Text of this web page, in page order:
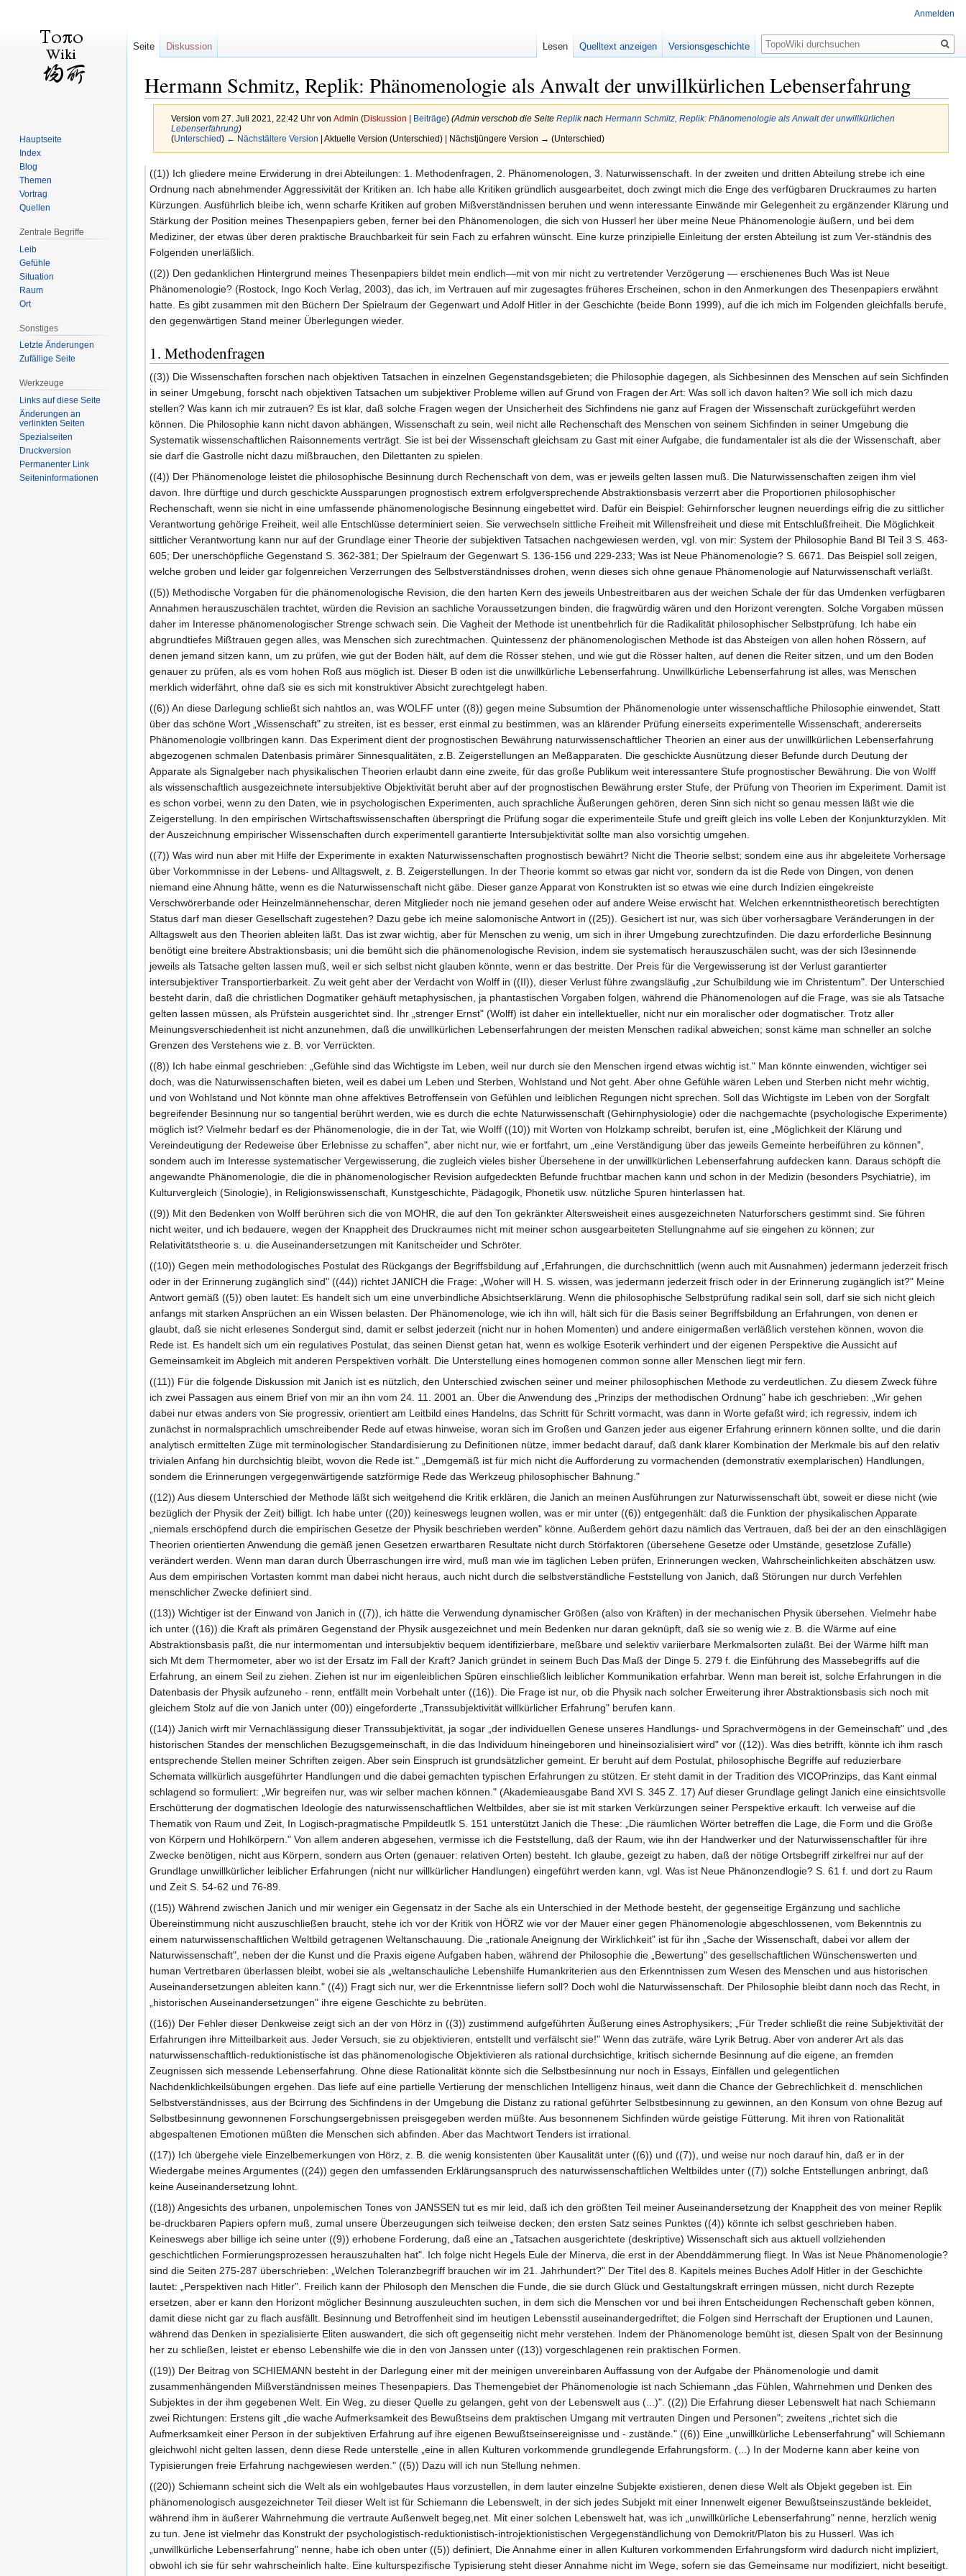
Hermann Schmitz, Replik: Phänomenologie als Anwalt der unwillkürlichen Lebenserfahrung
Version vom 27. Juli 2021, 22:42 Uhr von Admin (Diskussion Beiträge) (Admin verschob die Seite Repliknach Hermann Schmitz, Replik: Phänomenologie als Anwalt der unwillkürlichen
Lebenserfahrung)
(Unterschied) ← Nächstältere Version | Aktuelle Version (Unterschied) | Nächstjüngere Version → (Unterschied)
Zur
Navigation
springen
Zur
Suche
springen
((1)) Ich gliedere meine Erwiderung in drei Abteilungen: 1. Methodenfragen, 2. Phänomenologen, 3. Naturwissenschaft. In der zweiten und dritten Abteilung strebe ich eine
Ordnung nach abnehmender Aggressivität der Kritiken an. Ich habe alle Kritiken gründlich ausgearbeitet, doch zwingt mich die Enge des verfügbaren Druckraumes zu harten
Kürzungen. Ausführlich bleibe ich, wenn scharfe Kritiken auf groben Mißverständnissen beruhen und wenn interessante Einwände mir Gelegenheit zu ergänzender Klärung und
Stärkung der Position meines Thesenpapiers geben, ferner bei den Phänomenologen, die sich von Husserl her über meine Neue Phänomenologie äußern, und bei dem
Mediziner, der etwas über deren praktische Brauchbarkeit für sein Fach zu erfahren wünscht. Eine kurze prinzipielle Einleitung der ersten Abteilung ist zum Ver-ständnis des
Folgenden unerläßlich.
((2)) Den gedanklichen Hintergrund meines Thesenpapiers bildet mein endlich—mit von mir nicht zu vertretender Verzögerung — erschienenes Buch Was ist Neue
Phänomenologie? (Rostock, Ingo Koch Verlag, 2003), das ich, im Vertrauen auf mir zugesagtes früheres Erscheinen, schon in den Anmerkungen des Thesenpapiers erwähnt
hatte. Es gibt zusammen mit den Büchern Der Spielraum der Gegenwart und Adolf Hitler in der Geschichte (beide Bonn 1999), auf die ich mich im Folgenden gleichfalls berufe,
den gegenwärtigen Stand meiner Überlegungen wieder.
1. Methodenfragen
((3)) Die Wissenschaften forschen nach objektiven Tatsachen in einzelnen Gegenstandsgebieten; die Philosophie dagegen, als Sichbesinnen des Menschen auf sein Sichfinden
in seiner Umgebung, forscht nach objektiven Tatsachen um subjektiver Probleme willen auf Grund von Fragen der Art: Was soll ich davon halten? Wie soll ich mich dazu
stellen? Was kann ich mir zutrauen? Es ist klar, daß solche Fragen wegen der Unsicherheit des Sichfindens nie ganz auf Fragen der Wissenschaft zurückgeführt werden
können. Die Philosophie kann nicht davon abhängen, Wissenschaft zu sein, weil nicht alle Rechenschaft des Menschen von seinem Sichfinden in seiner Umgebung die
Systematik wissenschaftlichen Raisonnements verträgt. Sie ist bei der Wissenschaft gleichsam zu Gast mit einer Aufgabe, die fundamentaler ist als die der Wissenschaft, aber
sie darf die Gastrolle nicht dazu mißbrauchen, den Dilettanten zu spielen.
((4)) Der Phänomenologe leistet die philosophische Besinnung durch Rechenschaft von dem, was er jeweils gelten lassen muß. Die Naturwissenschaften zeigen ihm viel
davon. Ihre dürftige und durch geschickte Aussparungen prognostisch extrem erfolgversprechende Abstraktionsbasis verzerrt aber die Proportionen philosophischer
Rechenschaft, wenn sie nicht in eine umfassende phänomenologische Besinnung eingebettet wird. Dafür ein Beispiel: Gehirnforscher leugnen neuerdings eifrig die zu sittlicher
Verantwortung gehörige Freiheit, weil alle Entschlüsse determiniert seien. Sie verwechseln sittliche Freiheit mit Willensfreiheit und diese mit Entschlußfreiheit. Die Möglichkeit
sittlicher Verantwortung kann nur auf der Grundlage einer Theorie der subjektiven Tatsachen nachgewiesen werden, vgl. von mir: System der Philosophie Band BI Teil 3 S. 463-
605; Der unerschöpfliche Gegenstand S. 362-381; Der Spielraum der Gegenwart S. 136-156 und 229-233; Was ist Neue Phänomenologie? S. 6671. Das Beispiel soll zeigen,
welche groben und leider gar folgenreichen Verzerrungen des Selbstverständnisses drohen, wenn dieses sich ohne genaue Phänomenologie auf Naturwissenschaft verläßt.
((5)) Methodische Vorgaben für die phänomenologische Revision, die den harten Kern des jeweils Unbestreitbaren aus der weichen Schale der für das Umdenken verfügbaren
Annahmen herauszuschälen trachtet, würden die Revision an sachliche Voraussetzungen binden, die fragwürdig wären und den Horizont verengten. Solche Vorgaben müssen
daher im Interesse phänomenologischer Strenge schwach sein. Die Vagheit der Methode ist unentbehrlich für die Radikalität philosophischer Selbstprüfung. Ich habe ein
abgrundtiefes Mißtrauen gegen alles, was Menschen sich zurechtmachen. Quintessenz der phänomenologischen Methode ist das Absteigen von allen hohen Rössern, auf
denen jemand sitzen kann, um zu prüfen, wie gut der Boden hält, auf dem die Rösser stehen, und wie gut die Rösser halten, auf denen die Reiter sitzen, und um den Boden
genauer zu prüfen, als es vom hohen Roß aus möglich ist. Dieser B oden ist die unwillkürliche Lebenserfahrung. Unwillkürliche Lebenserfahrung ist alles, was Menschen
merklich widerfährt, ohne daß sie es sich mit konstruktiver Absicht zurechtgelegt haben.
((6)) An diese Darlegung schließt sich nahtlos an, was WOLFF unter ((8)) gegen meine Subsumtion der Phänomenologie unter wissenschaftliche Philosophie einwendet, Statt
über das schöne Wort „Wissenschaft" zu streiten, ist es besser, erst einmal zu bestimmen, was an klärender Prüfung einerseits experimentelle Wissenschaft, andererseits
Phänomenologie vollbringen kann. Das Experiment dient der prognostischen Bewährung naturwissenschaftlicher Theorien an einer aus der unwillkürlichen Lebenserfahrung
abgezogenen schmalen Datenbasis primärer Sinnesqualitäten, z.B. Zeigerstellungen an Meßapparaten. Die geschickte Ausnützung dieser Befunde durch Deutung der
Apparate als Signalgeber nach physikalischen Theorien erlaubt dann eine zweite, für das große Publikum weit interessantere Stufe prognostischer Bewährung. Die von Wolff
als wissenschaftlich ausgezeichnete intersubjektive Objektivität beruht aber auf der prognostischen Bewährung erster Stufe, der Prüfung von Theorien im Experiment. Damit ist
es schon vorbei, wenn zu den Daten, wie in psychologischen Experimenten, auch sprachliche Äußerungen gehören, deren Sinn sich nicht so genau messen läßt wie die
Zeigerstellung. In den empirischen Wirtschaftswissenschaften überspringt die Prüfung sogar die experimenteile Stufe und greift gleich ins volle Leben der Konjunkturzyklen. Mit
der Auszeichnung empirischer Wissenschaften durch experimentell garantierte Intersubjektivität sollte man also vorsichtig umgehen.
((7)) Was wird nun aber mit Hilfe der Experimente in exakten Naturwissenschaften prognostisch bewährt? Nicht die Theorie selbst; sondem eine aus ihr abgeleitete Vorhersage
über Vorkommnisse in der Lebens- und Alltagswelt, z. B. Zeigerstellungen. In der Theorie kommt so etwas gar nicht vor, sondern da ist die Rede von Dingen, von denen
niemand eine Ahnung hätte, wenn es die Naturwissenschaft nicht gäbe. Dieser ganze Apparat von Konstrukten ist so etwas wie eine durch Indizien eingekreiste
Verschwörerbande oder Heinzelmännehenschar, deren Mitglieder noch nie jemand gesehen oder auf andere Weise erwischt hat. Welchen erkenntnistheoretisch berechtigten
Status darf man dieser Gesellschaft zugestehen? Dazu gebe ich meine salomonische Antwort in ((25)). Gesichert ist nur, was sich über vorhersagbare Veränderungen in der
Alltagswelt aus den Theorien ableiten läßt. Das ist zwar wichtig, aber für Menschen zu wenig, um sich in ihrer Umgebung zurechtzufinden. Die dazu erforderliche Besinnung
benötigt eine breitere Abstraktionsbasis; uni die bemüht sich die phänomenologische Revision, indem sie systematisch herauszuschälen sucht, was der sich I3esinnende
jeweils als Tatsache gelten lassen muß, weil er sich selbst nicht glauben könnte, wenn er das bestritte. Der Preis für die Vergewisserung ist der Verlust garantierter
intersubjektiver Transportierbarkeit. Zu weit geht aber der Verdacht von Wolff in ((II)), dieser Verlust führe zwangsläufig „zur Schulbildung wie im Christentum". Der Unterschied
besteht darin, daß die christlichen Dogmatiker gehäuft metaphysischen, ja phantastischen Vorgaben folgen, während die Phänomenologen auf die Frage, was sie als Tatsache
gelten lassen müssen, als Prüfstein ausgerichtet sind. Ihr „strenger Ernst" (Wolff) ist daher ein intellektueller, nicht nur ein moralischer oder dogmatischer. Trotz aller
Meinungsverschiedenheit ist nicht anzunehmen, daß die unwillkürlichen Lebenserfahrungen der meisten Menschen radikal abweichen; sonst käme man schneller an solche
Grenzen des Verstehens wie z. B. vor Verrückten.
((8)) Ich habe einmal geschrieben: „Gefühle sind das Wichtigste im Leben, weil nur durch sie den Menschen irgend etwas wichtig ist." Man könnte einwenden, wichtiger sei
doch, was die Naturwissenschaften bieten, weil es dabei um Leben und Sterben, Wohlstand und Not geht. Aber ohne Gefühle wären Leben und Sterben nicht mehr wichtig,
und von Wohlstand und Not könnte man ohne affektives Betroffensein von Gefühlen und leiblichen Regungen nicht sprechen. Soll das Wichtigste im Leben von der Sorgfalt
begreifender Besinnung nur so tangential berührt werden, wie es durch die echte Naturwissenschaft (Gehirnphysiologie) oder die nachgemachte (psychologische Experimente)
möglich ist? Vielmehr bedarf es der Phänomenologie, die in der Tat, wie Wolff ((10)) mit Worten von Holzkamp schreibt, berufen ist, eine „Möglichkeit der Klärung und
Vereindeutigung der Redeweise über Erlebnisse zu schaffen", aber nicht nur, wie er fortfahrt, um „eine Verständigung über das jeweils Gemeinte herbeiführen zu können",
sondem auch im Interesse systematischer Vergewisserung, die zugleich vieles bisher Übersehene in der unwillkürlichen Lebenserfahrung aufdecken kann. Daraus schöpft die
angewandte Phänomenologie, die die in phänomenologischer Revision aufgedeckten Befunde fruchtbar machen kann und schon in der Medizin (besonders Psychiatrie), im
Kulturvergleich (Sinologie), in Religionswissenschaft, Kunstgeschichte, Pädagogik, Phonetik usw. nützliche Spuren hinterlassen hat.
((9)) Mit den Bedenken von Wolff berühren sich die von MOHR, die auf den Ton gekränkter Altersweisheit eines ausgezeichneten Naturforschers gestimmt sind. Sie führen
nicht weiter, und ich bedauere, wegen der Knappheit des Druckraumes nicht mit meiner schon ausgearbeiteten Stellungnahme auf sie eingehen zu können; zur
Relativitätstheorie s. u. die Auseinandersetzungen mit Kanitscheider und Schröter.
((10)) Gegen mein methodologisches Postulat des Rückgangs der Begriffsbildung auf „Erfahrungen, die durchschnittlich (wenn auch mit Ausnahmen) jedermann jederzeit frisch
oder in der Erinnerung zugänglich sind" ((44)) richtet JANICH die Frage: „Woher will H. S. wissen, was jedermann jederzeit frisch oder in der Erinnerung zugänglich ist?" Meine
Antwort gemäß ((5)) oben lautet: Es handelt sich um eine unverbindliche Absichtserklärung. Wenn die philosophische Selbstprüfung radikal sein soll, darf sie sich nicht gleich
anfangs mit starken Ansprüchen an ein Wissen belasten. Der Phänomenologe, wie ich ihn will, hält sich für die Basis seiner Begriffsbildung an Erfahrungen, von denen er
glaubt, daß sie nicht erlesenes Sondergut sind, damit er selbst jederzeit (nicht nur in hohen Momenten) und andere einigermaßen verläßlich verstehen können, wovon die
Rede ist. Es handelt sich um ein regulatives Postulat, das seinen Dienst getan hat, wenn es wolkige Esoterik verhindert und der eigenen Perspektive die Aussicht auf
Gemeinsamkeit im Abgleich mit anderen Perspektiven vorhält. Die Unterstellung eines homogenen common sonne aller Menschen liegt mir fern.
((11)) Für die folgende Diskussion mit Janich ist es nützlich, den Unterschied zwischen seiner und meiner philosophischen Methode zu verdeutlichen. Zu diesem Zweck führe
ich zwei Passagen aus einem Brief von mir an ihn vom 24. 11. 2001 an. Über die Anwendung des „Prinzips der methodischen Ordnung" habe ich geschrieben: „Wir gehen
dabei nur etwas anders von Sie progressiv, orientiert am Leitbild eines Handelns, das Schritt für Schritt vormacht, was dann in Worte gefaßt wird; ich regressiv, indem ich
zunächst in normalsprachlich umschreibender Rede auf etwas hinweise, woran sich im Großen und Ganzen jeder aus eigener Erfahrung erinnern können sollte, und die darin
analytisch ermittelten Züge mit terminologischer Standardisierung zu Definitionen nütze, immer bedacht darauf, daß dank klarer Kombination der Merkmale bis auf den relativ
trivialen Anfang hin durchsichtig bleibt, wovon die Rede ist." „Demgemäß ist für mich nicht die Aufforderung zu vormachenden (demonstrativ exemplarischen) Handlungen,
sondem die Erinnerungen vergegenwärtigende satzförmige Rede das Werkzeug philosophischer Bahnung."
((12)) Aus diesem Unterschied der Methode läßt sich weitgehend die Kritik erklären, die Janich an meinen Ausführungen zur Naturwissenschaft übt, soweit er diese nicht (wie
bezüglich der Physik der Zeit) billigt. Ich habe unter ((20)) keineswegs leugnen wollen, was er mir unter ((6)) entgegenhält: daß die Funktion der physikalischen Apparate
„niemals erschöpfend durch die empirischen Gesetze der Physik beschrieben werden" könne. Außerdem gehört dazu nämlich das Vertrauen, daß bei der an den einschlägigen
Theorien orientierten Anwendung die gemäß jenen Gesetzen erwartbaren Resultate nicht durch Störfaktoren (übersehene Gesetze oder Umstände, gesetzlose Zufälle)
verändert werden. Wenn man daran durch Überraschungen irre wird, muß man wie im täglichen Leben prüfen, Erinnerungen wecken, Wahrscheinlichkeiten abschätzen usw.
Aus dem empirischen Vortasten kommt man dabei nicht heraus, auch nicht durch die selbstverständliche Feststellung von Janich, daß Störungen nur durch Verfehlen
menschlicher Zwecke definiert sind.
((13)) Wichtiger ist der Einwand von Janich in ((7)), ich hätte die Verwendung dynamischer Größen (also von Kräften) in der mechanischen Physik übersehen. Vielmehr habe
ich unter ((16)) die Kraft als primären Gegenstand der Physik ausgezeichnet und mein Bedenken nur daran geknüpft, daß sie so wenig wie z. B. die Wärme auf eine
Abstraktionsbasis paßt, die nur intermomentan und intersubjektiv bequem identifizierbare, meßbare und selektiv variierbare Merkmalsorten zuläßt. Bei der Wärme hilft man
sich Mt dem Thermometer, aber wo ist der Ersatz im Fall der Kraft? Janich gründet in seinem Buch Das Maß der Dinge 5. 279 f. die Einführung des Massebegriffs auf die
Erfahrung, an einem Seil zu ziehen. Ziehen ist nur im eigenleiblichen Spüren einschließlich leiblicher Kommunikation erfahrbar. Wenn man bereit ist, solche Erfahrungen in die
Datenbasis der Physik aufzuneho - renn, entfällt mein Vorbehalt unter ((16)). Die Frage ist nur, ob die Physik nach solcher Erweiterung ihrer Abstraktionsbasis sich noch mit
gleichem Stolz auf die von Janich unter (00)) eingeforderte „Transsubjektivität willkürlicher Erfahrung" berufen kann.
((14)) Janich wirft mir Vernachlässigung dieser Transsubjektivität, ja sogar „der individuellen Genese unseres Handlungs- und Sprachvermögens in der Gemeinschaft" und „des
historischen Standes der menschlichen Bezugsgemeinschaft, in die das Individuum hineingeboren und hineinsozialisiert wird" vor ((12)). Was dies betrifft, könnte ich ihm rasch
entsprechende Stellen meiner Schriften zeigen. Aber sein Einspruch ist grundsätzlicher gemeint. Er beruht auf dem Postulat, philosophische Begriffe auf reduzierbare
Schemata willkürlich ausgeführter Handlungen und die dabei gemachten typischen Erfahrungen zu stützen. Er steht damit in der Tradition des VICOPrinzips, das Kant einmal
schlagend so formuliert: „Wir begreifen nur, was wir selber machen können." (Akademieausgabe Band XVI S. 345 Z. 17) Auf dieser Grundlage gelingt Janich eine einsichtsvolle
Erschütterung der dogmatischen Ideologie des naturwissenschaftlichen Weltbildes, aber sie ist mit starken Verkürzungen seiner Perspektive erkauft. Ich verweise auf die
Thematik von Raum und Zeit, In Logisch-pragmatische PmpildeutIk S. 151 unterstützt Janich die These: „Die räumlichen Wörter betreffen die Lage, die Form und die Größe
von Körpern und Hohlkörpern." Von allem anderen abgesehen, vermisse ich die Feststellung, daß der Raum, wie ihn der Handwerker und der Naturwissenschaftler für ihre
Zwecke benötigen, nicht aus Körpern, sondern aus Orten (genauer: relativen Orten) besteht. Ich glaube, gezeigt zu haben, daß der nötige Ortsbegriff zirkelfrei nur auf der
Grundlage unwillkürlicher leiblicher Erfahrungen (nicht nur willkürlicher Handlungen) eingeführt werden kann, vgl. Was ist Neue Phänonzendlogie? S. 61 f. und dort zu Raum
und Zeit S. 54-62 und 76-89.
((15)) Während zwischen Janich und mir weniger ein Gegensatz in der Sache als ein Unterschied in der Methode besteht, der gegenseitige Ergänzung und sachliche
Übereinstimmung nicht auszuschließen braucht, stehe ich vor der Kritik von HÖRZ wie vor der Mauer einer gegen Phänomenologie abgeschlossenen, vom Bekenntnis zu
einem naturwissenschaftlichen Weltbild getragenen Weltanschauung. Die „rationale Aneignung der Wirklichkeit" ist für ihn „Sache der Wissenschaft, dabei vor allem der
Naturwissenschaft", neben der die Kunst und die Praxis eigene Aufgaben haben, während der Philosophie die „Bewertung" des gesellschaftlichen Wünschenswerten und
human Vertretbaren überlassen bleibt, wobei sie als „weltanschauliche Lebenshilfe Humankriterien aus den Erkenntnissen zum Wesen des Menschen und aus historischen
Auseinandersetzungen ableiten kann." ((4)) Fragt sich nur, wer die Erkenntnisse liefern soll? Doch wohl die Naturwissenschaft. Der Philosophie bleibt dann noch das Recht, in
„historischen Auseinandersetzungen" ihre eigene Geschichte zu bebrüten.
((16)) Der Fehler dieser Denkweise zeigt sich an der von Hörz in ((3)) zustimmend aufgeführten Äußerung eines Astrophysikers; „Für Treder schließt die reine Subjektivität der
Erfahrungen ihre Mitteilbarkeit aus. Jeder Versuch, sie zu objektivieren, entstellt und verfälscht sie!" Wenn das zuträfe, wäre Lyrik Betrug. Aber von anderer Art als das
naturwissenschaftlich-reduktionistische ist das phänomenologische Objektivieren als rational durchsichtige, kritisch sichernde Besinnung auf die eigene, an fremden
Zeugnissen sich messende Lebenserfahrung. Ohne diese Rationalität könnte sich die Selbstbesinnung nur noch in Essays, Einfällen und gelegentlichen
Nachdenklichkeilsübungen ergehen. Das liefe auf eine partielle Vertierung der menschlichen Intelligenz hinaus, weit dann die Chance der Gebrechlichkeit d. menschlichen
Selbstverständnisses, aus der Bcirrung des Sichfindens in der Umgebung die Distanz zu rational geführter Selbstbesinnung zu gewinnen, an den Konsum von ohne Bezug auf
Selbstbesinnung gewonnenen Forschungsergebnissen preisgegeben werden müßte. Aus besonnenem Sichfinden würde geistige Fütterung. Mit ihren von Rationalität
abgespaltenen Emotionen müßten die Menschen sich abfinden. Aber das Machtwort Tenders ist irrational.
((17)) Ich übergehe viele Einzelbemerkungen von Hörz, z. B. die wenig konsistenten über Kausalität unter ((6)) und ((7)), und weise nur noch darauf hin, daß er in der
Wiedergabe meines Argumentes ((24)) gegen den umfassenden Erklärungsanspruch des naturwissenschaftlichen Weltbildes unter ((7)) solche Entstellungen anbringt, daß
keine Auseinandersetzung lohnt.
((18)) Angesichts des urbanen, unpolemischen Tones von JANSSEN tut es mir leid, daß ich den größten Teil meiner Auseinandersetzung der Knappheit des von meiner Replik
be-druckbaren Papiers opfern muß, zumal unsere Überzeugungen sich teilweise decken; den ersten Satz seines Punktes ((4)) könnte ich selbst geschrieben haben.
Keineswegs aber billige ich seine unter ((9)) erhobene Forderung, daß eine an „Tatsachen ausgerichtete (deskriptive) Wissenschaft sich aus aktuell vollziehenden
geschichtlichen Formierungsprozessen herauszuhalten hat". Ich folge nicht Hegels Eule der Minerva, die erst in der Abenddämmerung fliegt. In Was ist Neue Phänomenologie?
sind die Seiten 275-287 überschrieben: „Welchen Toleranzbegriff brauchen wir im 21. Jahrhundert?" Der Titel des 8. Kapitels meines Buches Adolf Hitler in der Geschichte
lautet: „Perspektiven nach Hitler". Freilich kann der Philosoph den Menschen die Funde, die sie durch Glück und Gestaltungskraft erringen müssen, nicht durch Rezepte
ersetzen, aber er kann den Horizont möglicher Besinnung auszuleuchten suchen, in dem sich die Menschen vor und bei ihren Entscheidungen Rechenschaft geben können,
damit diese nicht gar zu flach ausfällt. Besinnung und Betroffenheit sind im heutigen Lebensstil auseinandergedriftet; die Folgen sind Herrschaft der Eruptionen und Launen,
während das Denken in spezialisierte Eliten auswandert, die sich oft gegenseitig nicht mehr verstehen. Indem der Phänomenologe bemüht ist, diesen Spalt von der Besinnung
her zu schließen, leistet er ebenso Lebenshilfe wie die in den von Janssen unter ((13)) vorgeschlagenen rein praktischen Formen.
((19)) Der Beitrag von SCHIEMANN besteht in der Darlegung einer mit der meinigen unvereinbaren Auffassung von der Aufgabe der Phänomenologie und damit
zusammenhängenden Mißverständnissen meines Thesenpapiers. Das Themengebiet der Phänomenologie ist nach Schiemann „das Fühlen, Wahrnehmen und Denken des
Subjektes in der ihm gegebenen Welt. Ein Weg, zu dieser Quelle zu gelangen, geht von der Lebenswelt aus (...)". ((2)) Die Erfahrung dieser Lebenswelt hat nach Schiemann
zwei Richtungen: Erstens gilt „die wache Aufmerksamkeit des Bewußtseins dem praktischen Umgang mit vertrauten Dingen und Personen"; zweitens „richtet sich die
Aufmerksamkeit einer Person in der subjektiven Erfahrung auf ihre eigenen Bewußtseinsereignisse und - zustände." ((6)) Eine „unwillkürliche Lebenserfahrung" will Schiemann
gleichwohl nicht gelten lassen, denn diese Rede unterstelle „eine in allen Kulturen vorkommende grundlegende Erfahrungsform. (...) In der Moderne kann aber keine von
Typisierungen freie Erfahrung nachgewiesen werden." ((5)) Dazu will ich nun Stellung nehmen.
((20)) Schiemann scheint sich die Welt als ein wohlgebautes Haus vorzustellen, in dem lauter einzelne Subjekte existieren, denen diese Welt als Objekt gegeben ist. Ein
phänomenologisch ausgezeichneter Teil dieser Welt ist für Schiemann die Lebenswelt, in der sich jedes Subjekt mit einer Innenwelt eigener Bewußtseinszustände bekleidet,
während ihm in äußerer Wahrnehmung die vertraute Außenwelt begeg,net. Mit einer solchen Lebenswelt hat, was ich „unwillkürliche Lebenserfahrung" nenne, herzlich wenig
zu tun. Jene ist vielmehr das Konstrukt der psychologistisch-reduktionistisch-introjektionistischen Vergegenständlichung von Demokrit/Platon bis zu Husserl. Was ich
„unwillkürliche Lebenserfahrung" nenne, habe ich oben unter ((5)) definiert, Die Annahme einer in allen Kulturen vorkommenden Erfahrungsform wird dadurch nicht impliziert,
obwohl ich sie für sehr wahrscheinlich halte. Eine kulturspezifische Typisierung steht dieser Annahme nicht im Wege, sofern sie das Gemeinsame nur modifiziert, nicht beseitigt.
Anmelden
Seite Diskussion Lesen Quelltext anzeigen Versionsgeschichte
Suche
Hauptseite
Index
Blog
Themen
Vortrag
Quellen
Zentrale Begriffe
Leib
Gefühle
Situation
Raum
Ort
Sonstiges
Letzte Änderungen
Zufällige Seite
Werkzeuge
Links auf diese Seite
Änderungen an
verlinkten Seiten
Spezialseiten
Druckversion
Permanenter Link
Seiten­informationen